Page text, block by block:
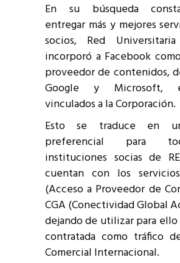
En su búsqueda
entregar más y mejores
socios, Red
incorporó a Facebook
proveedor de contenidos,
Google y Microsoft,
vinculados a la Corporación.
Esto se traduce en
preferencial para
instituciones socias de
cuentan con los
(Acceso a Proveedor de
CGA (Conectividad Global
dejando de utilizar para ello
contratada como tráfico
Comercial Internacional.